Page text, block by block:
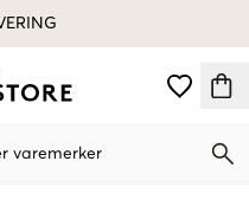
varemerker